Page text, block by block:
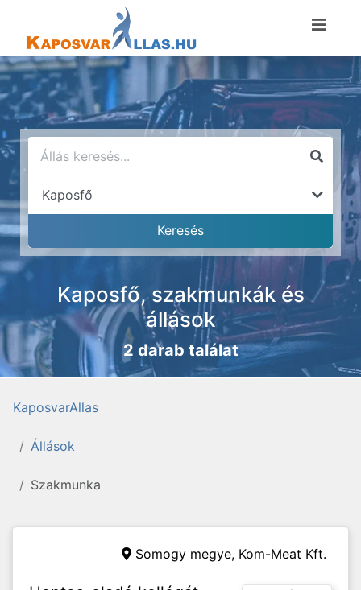
Kaposfő, szakmunkák és
állások
2 darab találat
KaposvarAllas
Állások
Szakmunka
Somogy megye, Kom-Meat Kft.